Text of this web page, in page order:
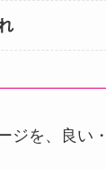
ジを、良い